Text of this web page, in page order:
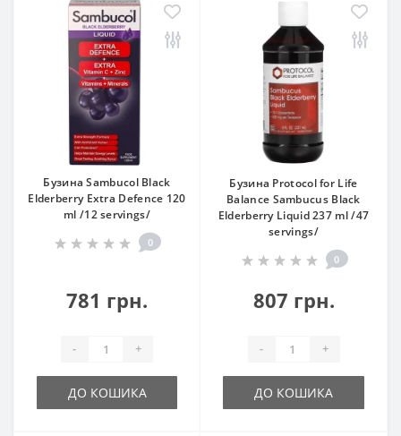
Бузина Sambucol Black
Elderberry Extra Defence 120
ml /12 servings/
0
781 грн.
- +
ДО КОШИКА
Бузина Protocol for Life
Balance Sambucus Black
Elderberry Liquid 237 ml /47
servings/
0
807 грн.
- +
ДО КОШИКА